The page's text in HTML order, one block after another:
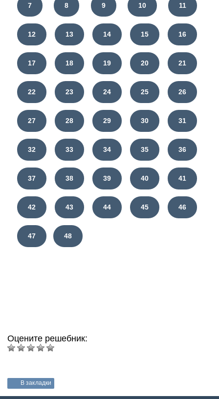
7 8 9 10 11
12 13 14 15 16
17 18 19 20 21
22 23 24 25 26
27 28 29 30 31
32 33 34 35 36
37 38 39 40 41
42 43 44 45 46
47 48
Оцените решебник:
В закладки